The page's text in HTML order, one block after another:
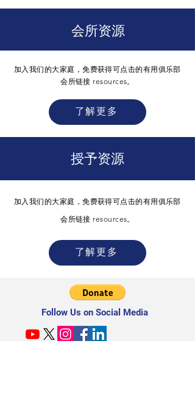
会所资源
加入我们的大家庭，免费获得可点击的有用俱乐部
会所链接 resources。
了解更多
授予资源
加入我们的大家庭，免费获得可点击的有用俱乐部
会所链接 resources。
了解更多
Follow Us on Social Media